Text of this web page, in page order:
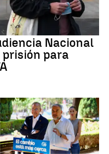
Nacional
para